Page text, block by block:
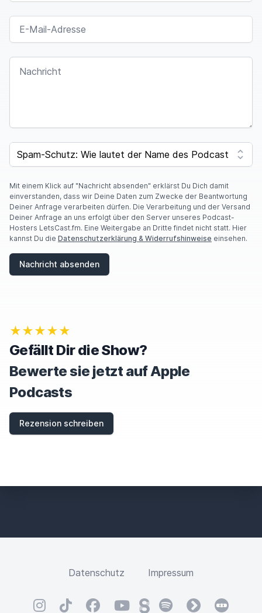
E-MAIL-ADRESSE
NACHRICHT
F
O
A
R
E
A
H
U
R
E
T
H
I
S
F
E
SPAM CAPTCHA
Mit einem Klick auf "Nachricht absenden" erklärst Du Dich damit
einverstanden, dass wir Deine Daten zum Zwecke der Beantwortung
Deiner Anfrage verarbeiten dürfen. Die Verarbeitung und der Versand
Deiner Anfrage an uns erfolgt über den Server unseres Podcast-
Hosters LetsCast.fm. Eine Weitergabe an Dritte findet nicht statt. Hier
kannst Du die Datenschutzerklärung & Widerrufshinweise einsehen.
Nachricht absenden
★★★★★
Gefällt Dir die Show?
Bewerte sie jetzt auf Apple
Podcasts
Rezension schreiben
Datenschutz Impressum
InstagramTikTokFacebookYouTubeSteadySpotifyfyyd